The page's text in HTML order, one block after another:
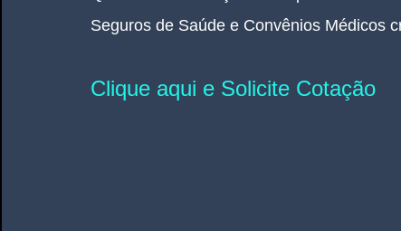
Seguros de Saúde e Convênios Médicos
Clique aqui e Solicite Cotação